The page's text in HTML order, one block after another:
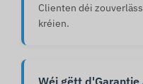
Clienten déi
kréien.